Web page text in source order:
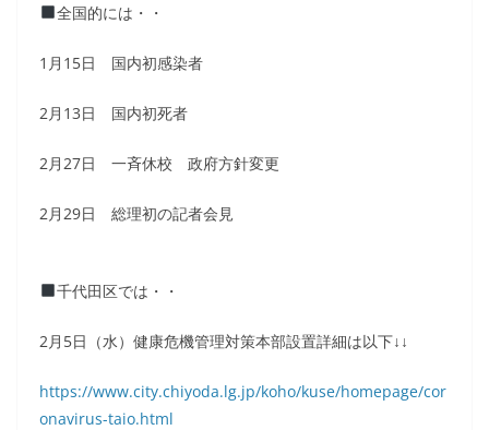
全国的には・・
1月15日 国内初感染者
2月13日 国内初死者
2月27日 一斉休校 政府方針変更
2月29日 総理初の記者会見
千代田区では・・
2月5日（水）健康危機管理対策本部設置詳細は以下↓↓
https://www.city.chiyoda.lg.jp/koho/kuse/homepage/cor
onavirus-taio.html